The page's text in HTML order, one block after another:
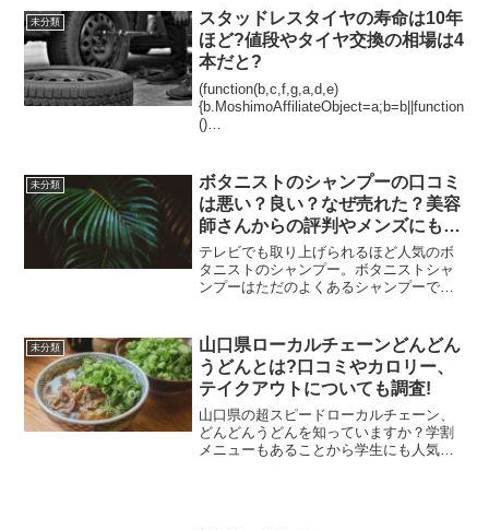
民の声を反映していない?他の先進諸国と
比べて遅れているの?2...
未分類
スタッドレスタイヤの寿命は10年
ほど?値段やタイヤ交換の相場は4
本だと?
(function(b,c,f,g,a,d,e)
{b.MoshimoAffiliateObject=a;b=b||function
()
未分類
ボタニストのシャンプーの口コミ
は悪い？良い？なぜ売れた？美容
師さんからの評判やメンズにもお
すすめの理由
テレビでも取り上げられるほど人気のボ
タニストのシャンプー。ボタニストシャ
ンプーはただのよくあるシャンプーでは
タニストのシャンプーの口コミは悪い？
ボタニストのシャンプーの...
未分類
山口県ローカルチェーンどんどん
うどんとは?口コミやカロリー、
テイクアウトについても調査!
山口県の超スピードローカルチェーン、
どんどんうどんを知っていますか？学割
メニューもあることから学生にも人気